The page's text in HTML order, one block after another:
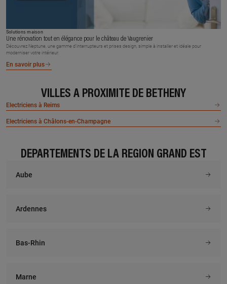
Solutions maison
Une rénovation tout en élégance pour le château de Vaugrenier
Découvrez Neptune, une gamme d’interrupteurs et prises design, simple à installer et idéale pour
moderniser votre intérieur.
En savoir plus
VILLES À PROXIMITÉ DE BETHENY
Electriciens à Reims
Electriciens à Châlons-en-Champagne
DÉPARTEMENTS DE LA RÉGION GRAND EST
Aube
Ardennes
Bas-Rhin
Marne